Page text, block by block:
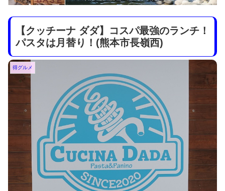
【クッチーナ ダダ】コスパ最強のランチ！
パスタは月替り！(熊本市長嶺西)
得グルメ